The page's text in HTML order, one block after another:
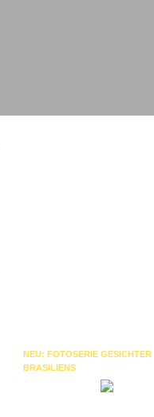
NEU: FOTOSERIE GESICHTER
BRASILIENS